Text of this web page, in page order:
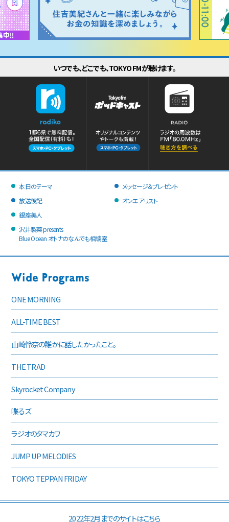
いつでも、どこでも、TOKYO FMが聴けます。
本日のテーマ
放送後記
メッセージ＆プレゼント
オンエアリスト
銀座美人
沢井製薬 presents
Blue Ocean オトナのなんでも相談室
ONE MORNING
ALL-TIME BEST
山崎怜奈の誰かに話したかったこと。
THE TRAD
Skyrocket Company
喋るズ
ラジオのタマカワ
JUMP UP MELODIES
TOKYO TEPPAN FRIDAY
2022年2月までのサイトはこちら